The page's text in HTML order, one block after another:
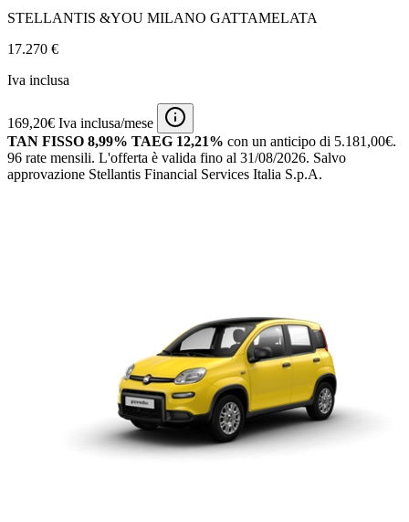
STELLANTIS &YOU MILANO GATTAMELATA
17.270 €
Iva inclusa
169,20€ Iva inclusa/mese
TAN FISSO 8,99% TAEG 12,21% con un anticipo di 5.181,00€.
96 rate mensili. L'offerta è valida fino al 31/08/2026. Salvo
approvazione Stellantis Financial Services Italia S.p.A.